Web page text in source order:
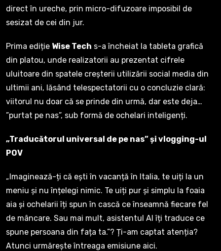
direct în ureche, prin micro-difuzoare imposibil de
sesizat de cei din jur.
Prima ediție Wise Tech s-a încheiat la tableta grafică
din platou, unde realizatorii au prezentat cifrele
uluitoare din spatele creșterii utilizării social media din
ultimii ani, lăsând telespectatorii cu o concluzie clară:
viitorul nu doar că se prinde din urmă, dar este deja…
”purtat pe nas”, sub formă de ochelari inteligenți.
„Traducătorul universal de pe nas” și vlogging-ul
POV
„Imaginează-ți că ești în vacanță în Italia, te uiți la un
meniu și nu înțelegi nimic. Te uiți pur și simplu la foaia
aia și ochelarii îți spun în cască ce înseamnă fiecare fel
de mâncare. Sau mai mult, asistentul AI îți traduce ce
spune persoana din fața ta.”? Ți-am captat atenția?
Atunci urmărește întreaga emisiune aici.